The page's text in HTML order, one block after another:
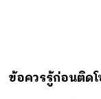
ข้อควรรู้ก่อนติดโ